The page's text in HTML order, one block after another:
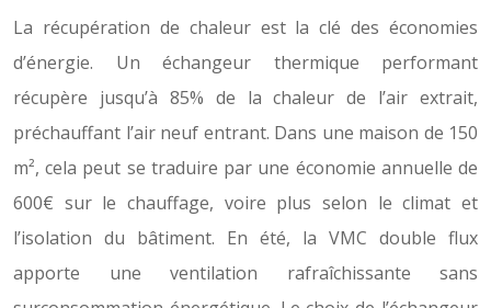
La récupération de chaleur est la clé des économies
d’énergie. Un échangeur thermique performant
récupère jusqu’à 85% de la chaleur de l’air extrait,
préchauffant l’air neuf entrant. Dans une maison de 150
m², cela peut se traduire par une économie annuelle de
600€ sur le chauffage, voire plus selon le climat et
l’isolation du bâtiment. En été, la VMC double flux
apporte une ventilation rafraîchissante sans